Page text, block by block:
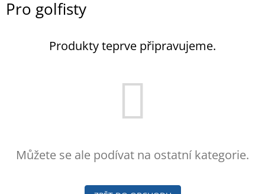
Pro golfisty
Produkty teprve připravujeme.
Můžete se ale podívat na ostatní kategorie.